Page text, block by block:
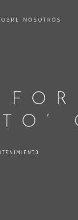
NOSOTROS